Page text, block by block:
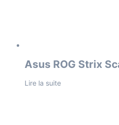
Asus ROG Strix
Lire la suite